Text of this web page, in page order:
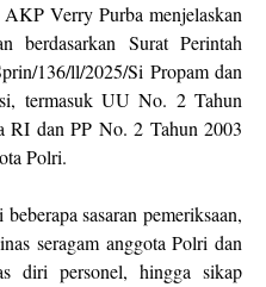
Verry Purba menjelaskan
berdasarkan Surat Perintah
136/ll/2025/Si Propam dan
termasuk UU No. 2 Tahun
RI dan PP No. 2 Tahun 2003
Polri.
sasaran pemeriksaan,
seragam anggota Polri dan
diri personel, hingga sikap